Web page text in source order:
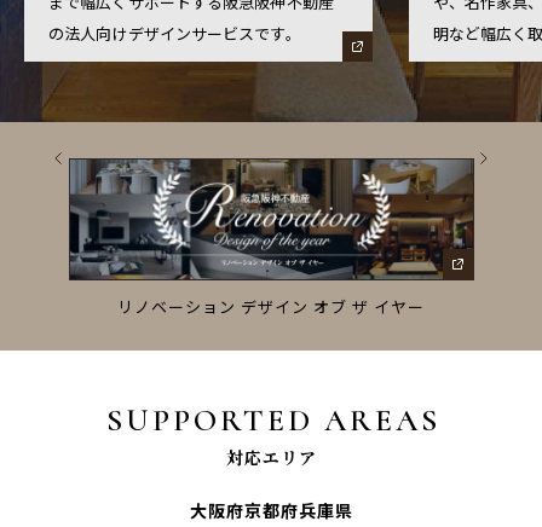
の法人向けデザインサービスです。
明など幅広く
リノベーション デザイン オブ ザ イヤー
SUPPORTED AREAS
対応エリア
大阪府京都府兵庫県